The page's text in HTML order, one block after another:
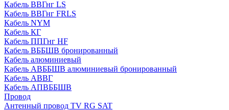
Кабель ВВГнг LS
Кабель ВВГнг FRLS
Кабель NYM
Кабель КГ
Кабель ППГнг HF
Кабель ВББШВ бронированный
Кабель алюминиевый
Кабель АВББШВ алюминиевый бронированный
Кабель АВВГ
Кабель АПВББШВ
Провод
Антенный провод TV RG SAT